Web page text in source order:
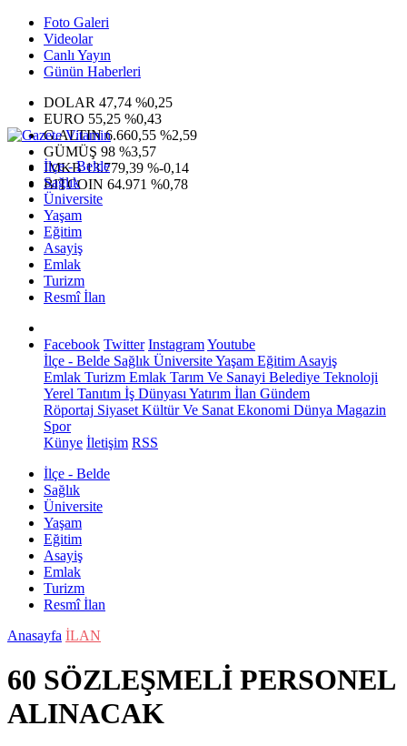
Foto Galeri
Videolar
Canlı Yayın
Günün Haberleri
DOLAR 47,74 %0,25
EURO 55,25 %0,43
G.ALTIN6.660,55 %2,59
GÜMÜŞ 98 %3,57
IMKB13.779,39 %-0,14
BITCOIN 64.971 %0,78
İlçe - Belde
Sağlık
Üniversite
Yaşam
Eğitim
Asayiş
Emlak
Turizm
Resmî İlan
Facebook Twitter InstagramYoutube
İlçe - Belde Sağlık ÜniversiteYaşam Eğitim Asayiş
Emlak Turizm Emlak Tarım Ve Sanayi Belediye Teknoloji
Yerel Tanıtım İş Dünyası Yatırım İlan Gündem
Röportaj Siyaset Kültür Ve Sanat Ekonomi Dünya Magazin
Spor
Künye İletişim RSS
İlçe - Belde
Sağlık
Üniversite
Yaşam
Eğitim
Asayiş
Emlak
Turizm
Resmî İlan
Anasayfa İLAN
60 SÖZLEŞMELİ PERSONEL
ALINACAK